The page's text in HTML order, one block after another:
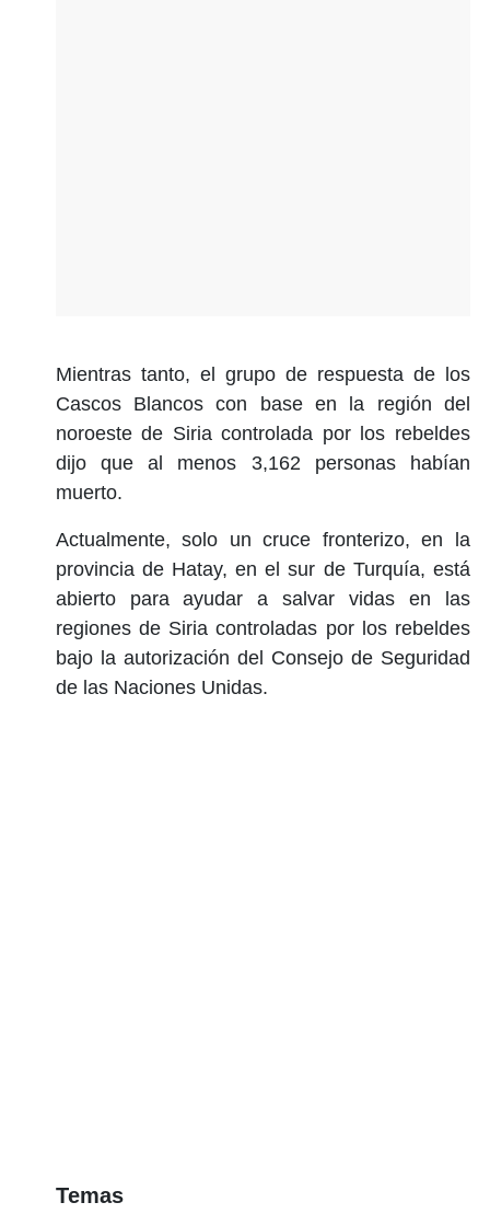
Mientras tanto, el grupo de respuesta de los
Cascos Blancos con base en la región del
noroeste de Siria controlada por los rebeldes
dijo que al menos 3,162 personas habían
muerto.
Actualmente, solo un cruce fronterizo, en la
provincia de Hatay, en el sur de Turquía, está
abierto para ayudar a salvar vidas en las
regiones de Siria controladas por los rebeldes
bajo la autorización del Consejo de Seguridad
de las Naciones Unidas.
Temas